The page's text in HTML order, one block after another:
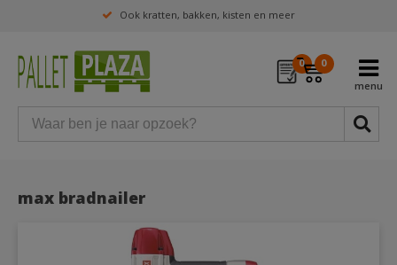
Ook kratten, bakken, kisten en meer
0 0
max bradnailer